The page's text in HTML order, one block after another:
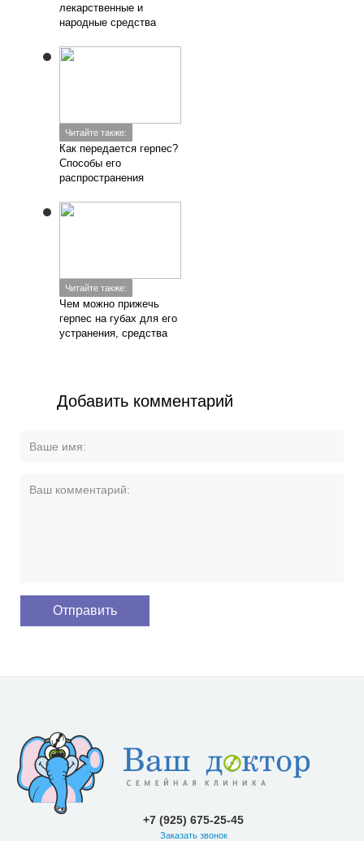
лекарственные и
народные средства
Читайте также:
Как передается герпес?
Способы его
распространения
Читайте также:
Чем можно прижечь
герпес на губах для его
устранения, средства
Добавить комментарий
+7 (925) 675-25-45
Заказать звонок